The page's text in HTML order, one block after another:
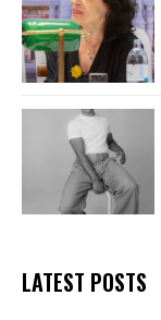
LATEST POSTS